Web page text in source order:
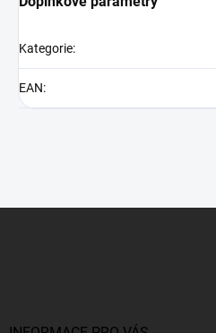
Kategorie:
EAN: